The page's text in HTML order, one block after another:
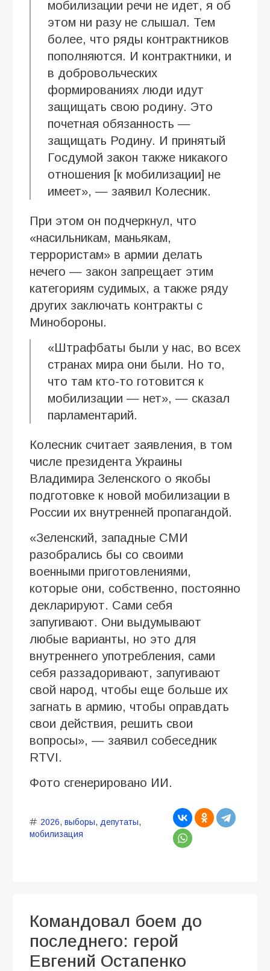
мобилизации речи не идет, я об
этом ни разу не слышал. Тем
более, что ряды контрактников
пополняются. И контрактники, и
в добровольческих
формированиях люди идут
защищать свою родину. Это
почетная обязанность —
защищать Родину. И принятый
Госдумой закон также никакого
отношения [к мобилизации] не
имеет», — заявил Колесник.
При этом он подчеркнул, что
«насильникам, маньякам,
террористам» в армии делать
нечего — закон запрещает этим
категориям судимых, а также ряду
других заключать контракты с
Минобороны.
«Штрафбаты были у нас, во всех
странах мира они были. Но то,
что там кто-то готовится к
мобилизации — нет», — сказал
парламентарий.
Колесник считает заявления, в том
числе президента Украины
Владимира Зеленского о якобы
подготовке к новой мобилизации в
России их внутренней пропагандой.
«Зеленский, западные СМИ
разобрались бы со своими
военными приготовлениями,
которые они, собственно, постоянно
декларируют. Сами себя
запугивают. Они выдумывают
любые варианты, но это для
внутреннего употребления, сами
себя раззадоривают, запугивают
свой народ, чтобы еще больше их
загнать в армию, чтобы оправдать
свои действия, решить свои
вопросы», — заявил собеседник
RTVI.
Фото сгенерировано ИИ.
2026, выборы, депутаты,
мобилизация
Командовал боем до
последнего: герой
Евгений Остапенко